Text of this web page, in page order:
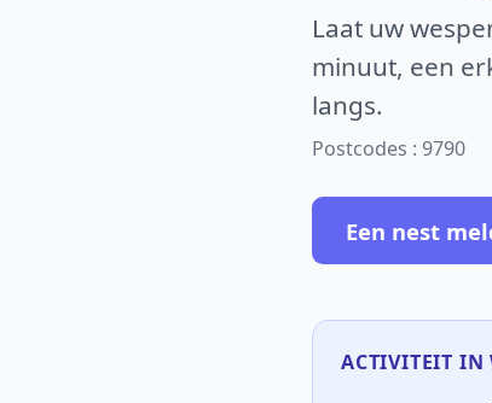
Laat uw
minuut, een
langs.
Postcodes : 9790
Een nest
ACTIVITEIT IN